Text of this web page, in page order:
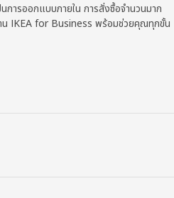
การออกแบบภายใน การสั่งซื้อจำนวนมาก
IKEA for Business พร้อมช่วยคุณทุกขั้น